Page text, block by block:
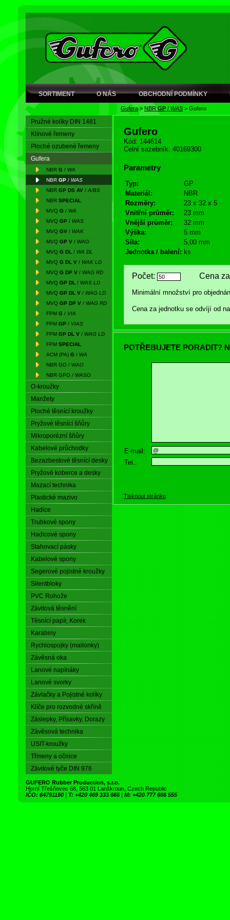
SORTIMENT O NÁS OBCHODNÍ PODMÍNKY
Gufera> NBRGP / WAS > Gufero
Pružné kolíky DIN 1481
Klínové řemeny
Ploché ozubené řemeny
Gufera
NBR G / WA
NBR GP / WAS
NBR GP DS AV / A/BS
NBR SPECIAL
MVQ G / WA
MVQ GP / WAS
MVQ GV / WAK
MVQ GP V / WAG
MVQ G DL / WA DL
MVQ G DL V / WAK LD
MVQ G DP V / WAG RD
MVQ GP DL / WAS LD
MVQ GP DL V / WAG LD
MVQ GP DP V / WAG RD
FPM G / VIA
FPM GP / VIAS
FPM GP DL V / WAG LD
FPM SPECIAL
ACM (PA) G / WA
NBR GO / WAO
NBR GPO / WASO
O-kroužky
Manžety
Ploché těsnící kroužky
Pryžové těsnící šňůry
Mikroporézní šňůry
Kabelové průchodky
Bezazbestové těsnící desky
Pryžové koberce a desky
Mazací technika
Plastické mazivo
Hadice
Trubkové spony
Hadicové spony
Stahovací pásky
Kabelové spony
Segerové pojistné kroužky
Silentbloky
PVC Rohože
Závitová těsnění
Těsnící papír, Korek
Karabiny
Rychlospojky (mailonky)
Závěsná oka
Lanové napínáky
Lanové svorky
Závlačky a Pojistné kolíky
Klíče pro rozvodné skříně
Záslepky, Přísavky, Dorazy
Závěsová technika
USIT-kroužky
Třmeny a očnice
Závitové tyče DIN 976
Gufero
Kód: 144614
Celní sazebník: 40169300
Parametry
Typ:
GP
Materiál:
NBR
Rozměry:
23 x 32 x 5
Vnitřní průměr:
23 mm
Vnější průměr:
32 mm
Výška:
5 mm
Síla:
5,00 mm
Jednotka / balení: ks
Počet: Cena za
Minimální množství pro
Cena za jednotku se odvíjí od
POTŘEBUJETE PORADIT?
E-mail:
Tel.:
Tisknout stránku
GUFERO Rubber Production, s.r.o.
Horní Třešňovec 68, 563 01 Lanškroun, Czech Republic
IČO: 64791190 | T: +420 469 333 666 | M: +420 777 666 555